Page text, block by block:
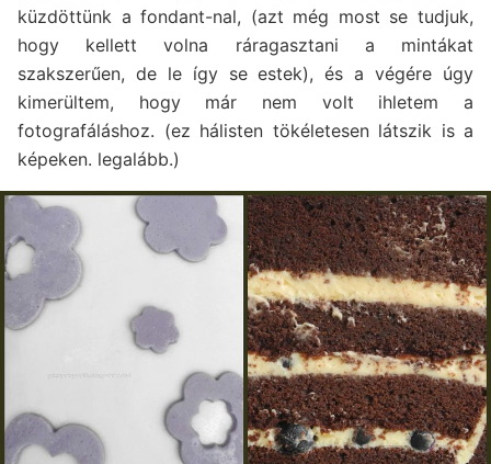
küzdöttünk a fondant-nal, (azt még most se tudjuk,
hogy kellett volna ráragasztani a mintákat
szakszerűen, de le így se estek), és a végére úgy
kimerültem, hogy már nem volt ihletem a
fotografáláshoz. (ez hálisten tökéletesen látszik is a
képeken. legalább.)